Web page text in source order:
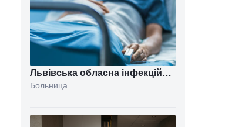
Львівська обласна інфекційна
клінічна лікарня
Больница